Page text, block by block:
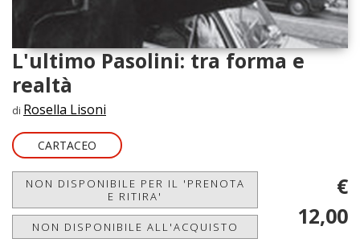
L'ultimo Pasolini: tra forma e
realtà
di Rosella Lisoni
CARTACEO
NON DISPONIBILE PER IL 'PRENOTA
E RITIRA'
NON DISPONIBILE ALL'ACQUISTO
€
12,00